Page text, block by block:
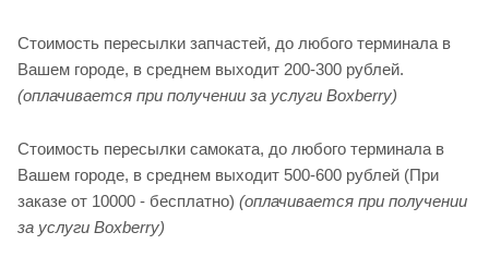
Стоимость пересылки запчастей, до любого терминала в
Вашем городе, в среднем выходит 200-300 рублей.
(оплачивается при получении за услуги Boxberry)
Стоимость пересылки самоката, до любого терминала в
Вашем городе, в среднем выходит 500-600 рублей (При
заказе от 10000 - бесплатно) (оплачивается при получении
за услуги Boxberry)